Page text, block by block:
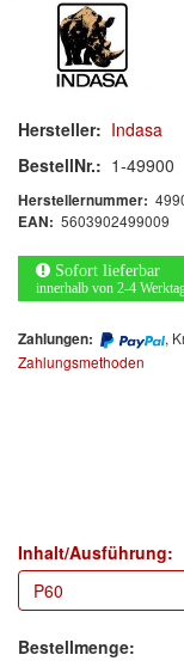
Malerbedarf &
Reinigen
Arbeitsschutz
Luftfilter
Restposten
Colad
Hersteller: Indasa
BestellNr.: 1-49900
Herstellernummer:
EAN: 5603902499009
Sofort lieferbar
innerhalb von 2-4
Zahlungen: ,
Zahlungsmethoden
Inhalt/Ausführung:
P60
Bestellmenge: